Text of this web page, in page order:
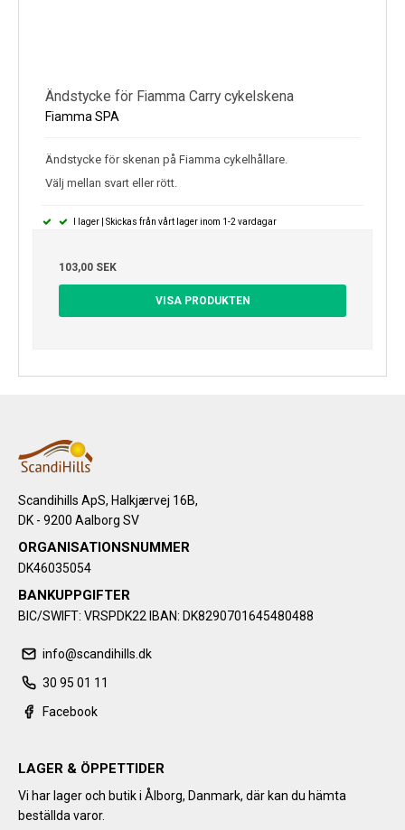
Ändstycke för Fiamma Carry cykelskena
Fiamma SPA
Ändstycke för skenan på Fiamma cykelhållare.
Välj mellan svart eller rött.
I lager | Skickas från vårt lager inom 1-2 vardagar
103,00 SEK
VISA PRODUKTEN
Scandihills ApS, Halkjærvej 16B,
DK - 9200 Aalborg SV
ORGANISATIONSNUMMER
DK46035054
BANKUPPGIFTER
BIC/SWIFT: VRSPDK22 IBAN: DK8290701645480488
info@scandihills.dk
30 95 01 11
Facebook
LAGER & ÖPPETTIDER
Vi har lager och butik i Ålborg, Danmark, där kan du hämta
beställda varor.